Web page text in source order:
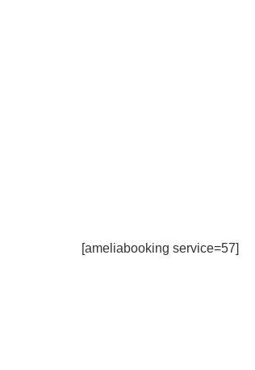
[ameliabooking service=57]